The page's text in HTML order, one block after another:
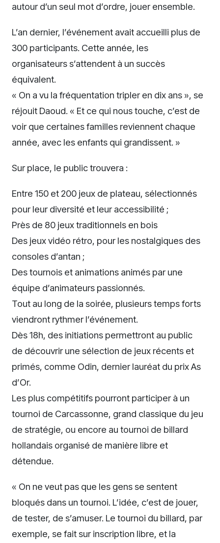
autour d’un seul mot d’ordre, jouer ensemble.
L’an dernier, l’événement avait accueilli plus de
300 participants. Cette année, les
organisateurs s’attendent à un succès
équivalent.
« On a vu la fréquentation tripler en dix ans », se
réjouit Daoud. « Et ce qui nous touche, c’est de
voir que certaines familles reviennent chaque
année, avec les enfants qui grandissent. »
Sur place, le public trouvera :
Entre 150 et 200 jeux de plateau, sélectionnés
pour leur diversité et leur accessibilité ;
Près de 80 jeux traditionnels en bois
Des jeux vidéo rétro, pour les nostalgiques des
consoles d’antan ;
Des tournois et animations animés par une
équipe d’animateurs passionnés.
Tout au long de la soirée, plusieurs temps forts
viendront rythmer l’événement.
Dès 18h, des initiations permettront au public
de découvrir une sélection de jeux récents et
primés, comme Odin, dernier lauréat du prix As
d’Or.
Les plus compétitifs pourront participer à un
tournoi de Carcassonne, grand classique du jeu
de stratégie, ou encore au tournoi de billard
hollandais organisé de manière libre et
détendue.
« On ne veut pas que les gens se sentent
bloqués dans un tournoi. L’idée, c’est de jouer,
de tester, de s’amuser. Le tournoi du billard, par
exemple, se fait sur inscription libre, et la